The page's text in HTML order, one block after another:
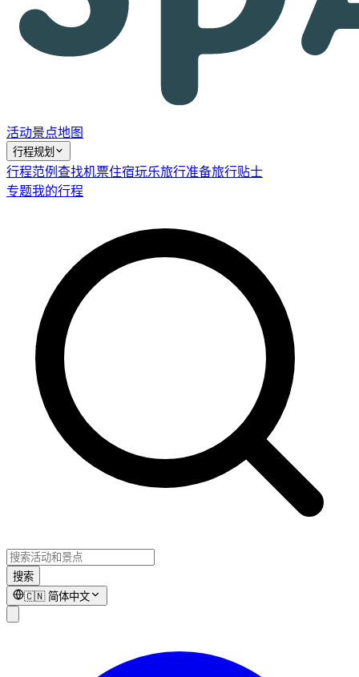
活动景点地图
行程规划
行程范例 查找机票住宿玩乐旅行准备旅行贴士
专题我的行程
搜索
🇨🇳 简体中文